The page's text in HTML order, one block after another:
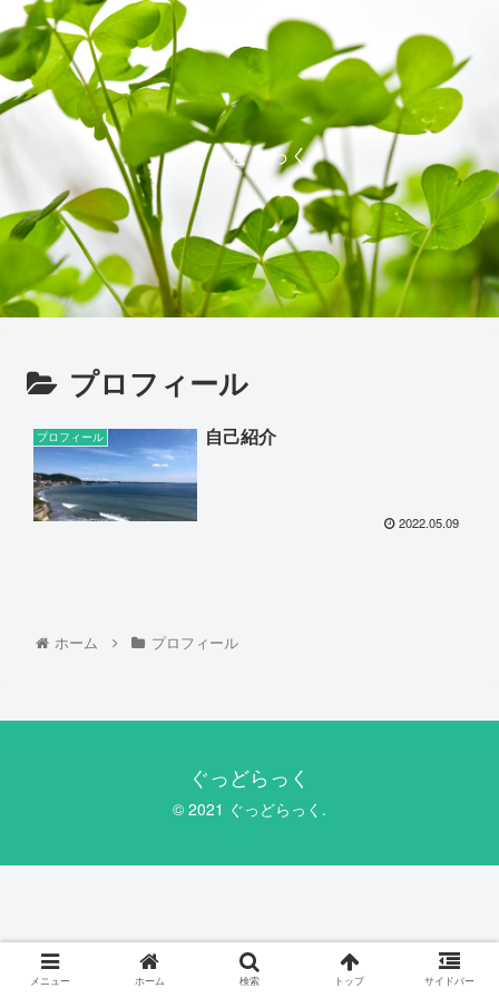
ぐっどらっく
プロフィール
プロフィール 自己紹介
2022.05.09
ホーム プロフィール
ぐっどらっく
© 2021 ぐっどらっく.
メニュー ホーム 検索 トップ サイドバー